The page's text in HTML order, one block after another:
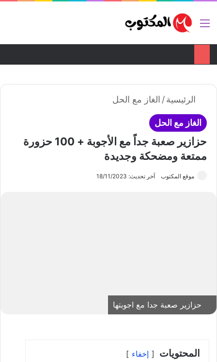
القائمة
الرئيسية/ الغاز مع الحل
الغاز مع الحل
حزازير صعبة جداً مع الأجوبة + 100 حزورة
ممتعة ومضحكة وجديدة
موقع المكتوب آخر تحديث: 18/11/2023
حزازير صعبة جدا مع اجوبتها
المحتويات إخفاء
ضع اعلانك هنا